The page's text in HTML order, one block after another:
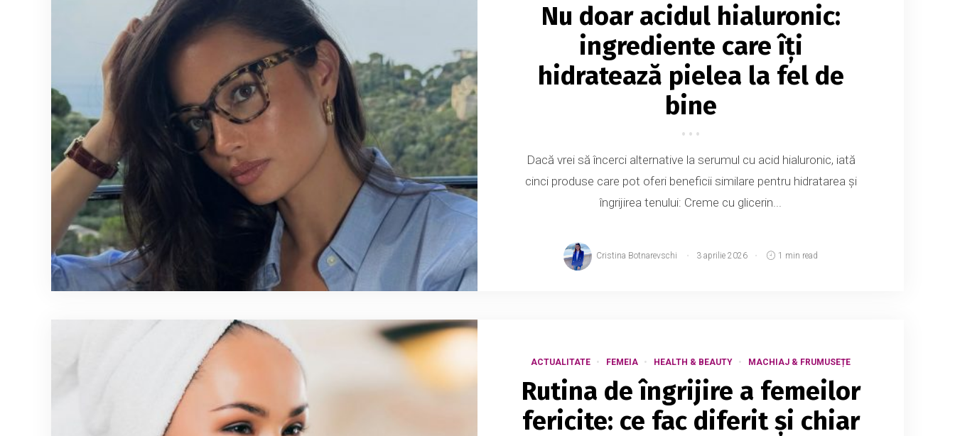
Nu doar acidul hialuronic:
ingrediente care îți
hidratează pielea la fel de
bine
Dacă vrei să încerci alternative la serumul cu acid hialuronic, iată
cinci produse care pot oferi beneficii similare pentru hidratarea și
îngrijirea tenului: Creme cu glicerin...
Cristina Botnarevschi 3 aprilie 2026 1 min read
ACTUALITATE FEMEIA HEALTH & BEAUTY MACHIAJ & FRUMUSEȚE
Rutina de îngrijire a femeilor
fericite: ce fac diferit și chiar